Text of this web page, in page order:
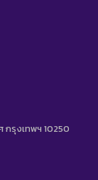
กรุงเทพฯ 10250